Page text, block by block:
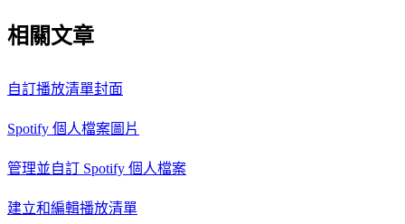
相關文章
自訂播放清單封面
Spotify 個人檔案圖片
管理並自訂 Spotify 個人檔案
建立和編輯播放清單